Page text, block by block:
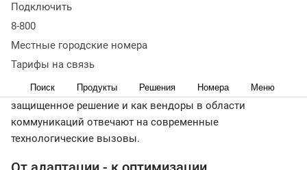
Подключить
8-800
Местные городские номера
Тарифы на связь
Поиск Продукты Решения Номера Меню
фиксируют серьезный рост клиентского интереса к
информационной безопасности - особенно среди
крупного и среднего бизнеса. Сергей Борисов,
информационной безопасности компании
MANGO OFFICE, рассказал, как компании выбрать
защищенное решение и как вендоры в области
коммуникаций отвечают на современные
технологические вызовы.